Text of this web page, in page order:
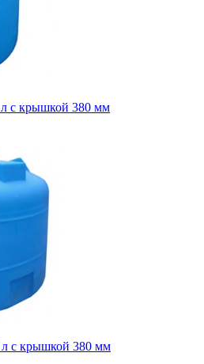
л с крышкой 380 мм
л с крышкой 380 мм